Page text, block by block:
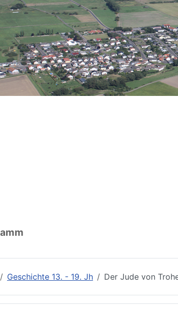
Ort
Wirtschaft
Vereine
Geschichte 13. - 19. Jh Der Jude von